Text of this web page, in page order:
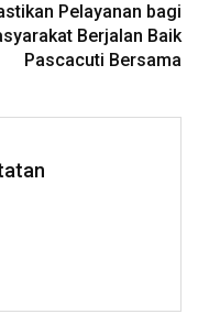
Pelayanan bagi
Berjalan Baik
Pascacuti Bersama